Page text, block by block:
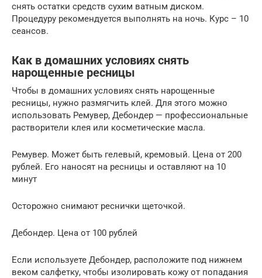
снять остатки средств сухим ватным диском.
Процедуру рекомендуется выполнять на ночь. Курс – 10
сеансов.
Как в домашних условиях снять
нарощенные ресницы
Чтобы в домашних условиях снять нарощенные
ресницы, нужно размягчить клей. Для этого можно
использовать Ремувер, Дебондер — профессиональные
растворители клея или косметические масла.
Ремувер. Может быть гелевый, кремовый. Цена от 200
рублей. Его наносят на ресницы и оставляют на 10
минут
Осторожно снимают реснички щеточкой.
Дебондер. Цена от 100 рублей
Если используете Дебондер, расположите под нижнем
веком салфетку, чтобы изолировать кожу от попадания